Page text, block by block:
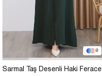
8
Sarmal Taş Desenli Haki Ferace